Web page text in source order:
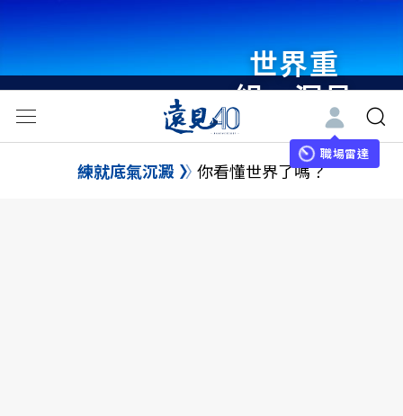
世界重
組・洞見
未來 與
世界領袖
職場雷達
練就底氣沉澱 你看懂世界了嗎？